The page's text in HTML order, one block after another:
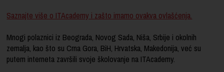
Saznajte više o ITAcademy i zašto imamo ovakva ovlašćenja.
Mnogi polaznici iz Beograda, Novog Sada, Niša, Srbije i okolnih
zemalja, kao što su Crna Gora, BiH, Hrvatska, Makedonija, već su
putem interneta završili svoje školovanje na ITAcademy.